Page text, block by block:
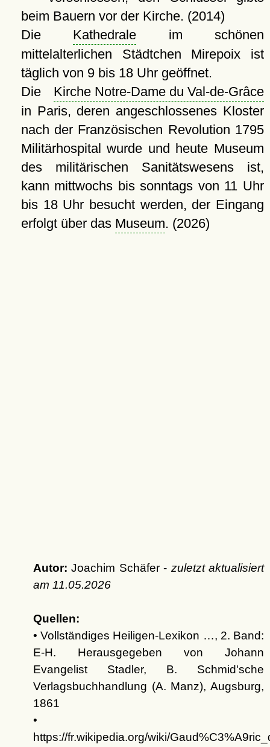
beim Bauern vor der Kirche. (2014)
Die Kathedrale im schönen
mittelalterlichen Städtchen Mirepoix ist
täglich von 9 bis 18 Uhr geöffnet.
Die Kirche Notre-Dame du Val-de-Grâce
in Paris, deren angeschlossenes Kloster
nach der Französischen Revolution 1795
Militärhospital wurde und heute Museum
des militärischen Sanitätswesens ist,
kann mittwochs bis sonntags von 11 Uhr
bis 18 Uhr besucht werden, der Eingang
erfolgt über das Museum. (2026)
Autor: Joachim Schäfer - zuletzt aktualisiert
am 11.05.2026
Quellen:
• Vollständiges Heiligen-Lexikon …, 2. Band:
E-H. Herausgegeben von Johann
Evangelist Stadler, B. Schmid'sche
Verlagsbuchhandlung (A. Manz), Augsburg,
1861
•
https://fr.wikipedia.org/wiki/